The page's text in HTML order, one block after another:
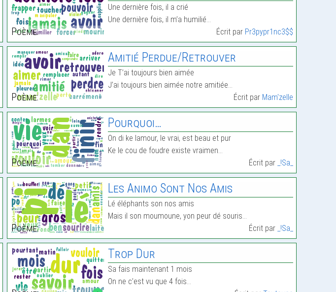
Poème:
Une dernière fois, il a crié
Une dernière fois, il m’a humilié…
Écrit par Pr3pypr1nc3$$
Poème:
Amitié Perdue/Retrouver
Je T’ai toujours bien aimée
J’ai toujours bien aimée notre amitiée…
Écrit par Mam'zelle
Poème:
Pourquoi…
On di ke lamour, le vrai, est beau et pur
Ke le cou de foudre existe vraimen…
Écrit par _!Sa_
Poème:
Les Animo Sont Nos Amis
Lé éléphants son nos amis
Mais il son moumoune, yon peur dé souris…
Écrit par _!Sa_
Trop Dur
Sa fais maintenant 1 mois
On ne c’est vu que 4 fois…